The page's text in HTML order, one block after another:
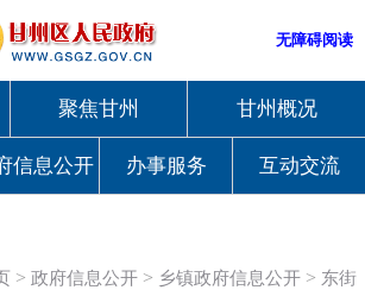
无障碍阅读
聚焦甘州 甘州概况
信息公开 办事服务 互动交流
>政府信息公开 > 乡镇政府信息公开 > 东街